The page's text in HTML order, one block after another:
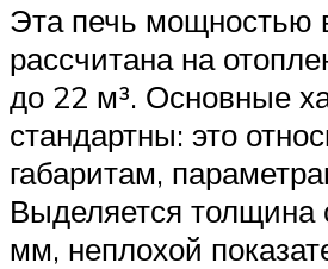
Эта печь мощностью
рассчитана на
до 22 м³. Основные
стандартны: это
габаритам,
Выделяется толщина
мм, неплохой